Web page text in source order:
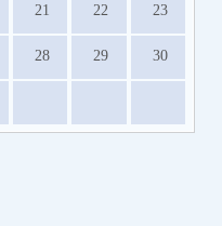
21 22 23
28 29 30